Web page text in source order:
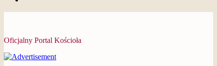
Oficjalny Portal Kościoła